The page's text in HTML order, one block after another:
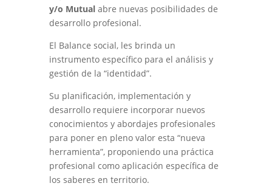
y/o Mutual abre nuevas posibilidades de
desarrollo profesional.
El Balance social, les brinda un
instrumento específico para el análisis y
gestión de la “identidad”.
Su planificación, implementación y
desarrollo requiere incorporar nuevos
conocimientos y abordajes profesionales
para poner en pleno valor esta “nueva
herramienta”, proponiendo una práctica
profesional como aplicación específica de
los saberes en territorio.